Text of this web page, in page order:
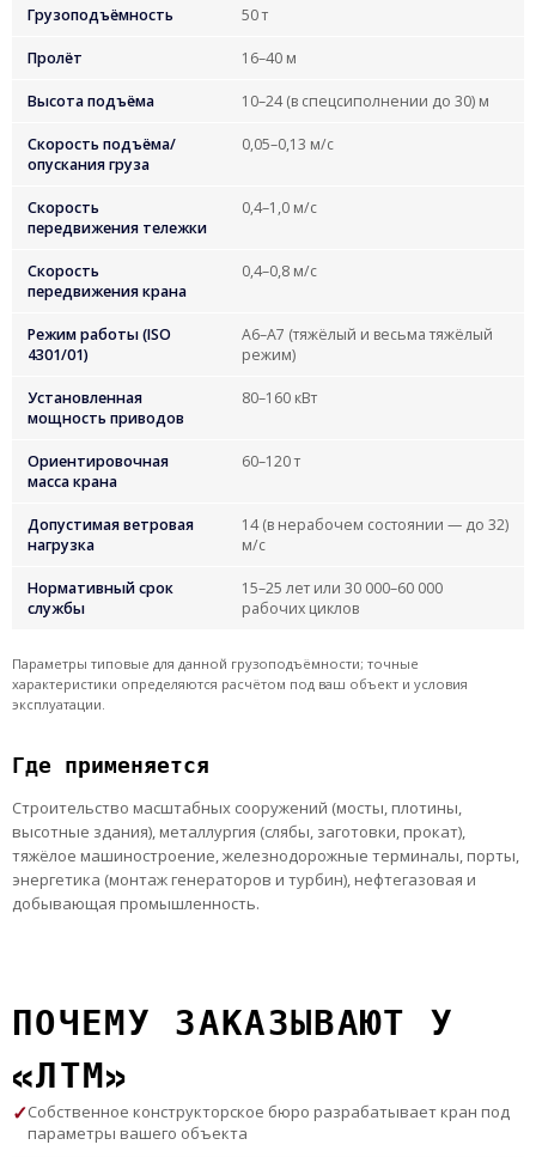
Грузоподъёмность 50 т
Пролёт 16–40 м
Высота подъёма 10–24 (в спецсиполнении до 30) м
Скорость подъёма/
опускания груза
0,05–0,13 м/с
Скорость
передвижения тележки
0,4–1,0 м/с
Скорость
передвижения крана
0,4–0,8 м/с
Режим работы (ISO
4301/01)
А6–А7 (тяжёлый и весьма тяжёлый
режим)
Установленная
мощность приводов
80–160 кВт
Ориентировочная
масса крана
60–120 т
Допустимая ветровая
нагрузка
14 (в нерабочем состоянии — до 32)
м/с
Нормативный срок
службы
15–25 лет или 30 000–60 000
рабочих циклов
Параметры типовые для данной грузоподъёмности; точные
характеристики определяются расчётом под ваш объект и условия
эксплуатации.
Где применяется
Строительство масштабных сооружений (мосты, плотины,
высотные здания), металлургия (слябы, заготовки, прокат),
тяжёлое машиностроение, железнодорожные терминалы, порты,
энергетика (монтаж генераторов и турбин), нефтегазовая и
добывающая промышленность.
ПОЧЕМУ ЗАКАЗЫВАЮТ У
«ЛТМ»
Собственное конструкторское бюро разрабатывает кран под
параметры вашего объекта